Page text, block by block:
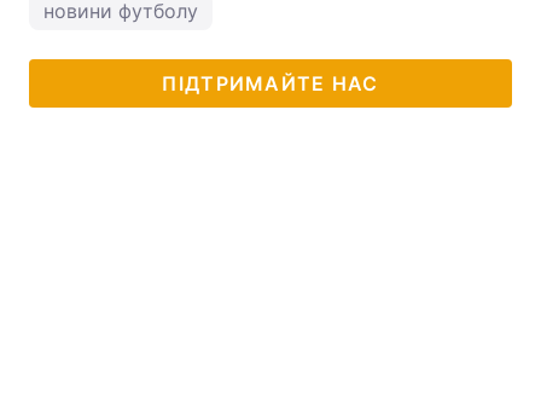
новини футболу
ПІДТРИМАЙТЕ НАС